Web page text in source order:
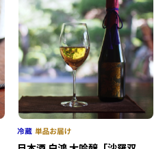
っさり、常温で優しい味わいをお楽しみ
いただけます。